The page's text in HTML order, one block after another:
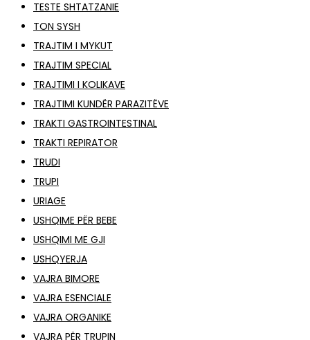
TESTE SHTATZANIE
TON SYSH
TRAJTIM I MYKUT
TRAJTIM SPECIAL
TRAJTIMI I KOLIKAVE
TRAJTIMI KUNDËR PARAZITËVE
TRAKTI GASTROINTESTINAL
TRAKTI REPIRATOR
TRUDI
TRUPI
URIAGE
USHQIME PËR BEBE
USHQIMI ME GJI
USHQYERJA
VAJRA BIMORE
VAJRA ESENCIALE
VAJRA ORGANIKE
VAJRA PËR TRUPIN